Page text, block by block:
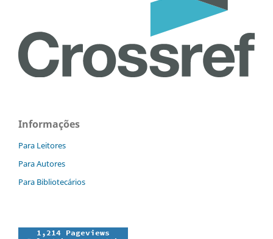
Informações
Para Leitores
Para Autores
Para Bibliotecários